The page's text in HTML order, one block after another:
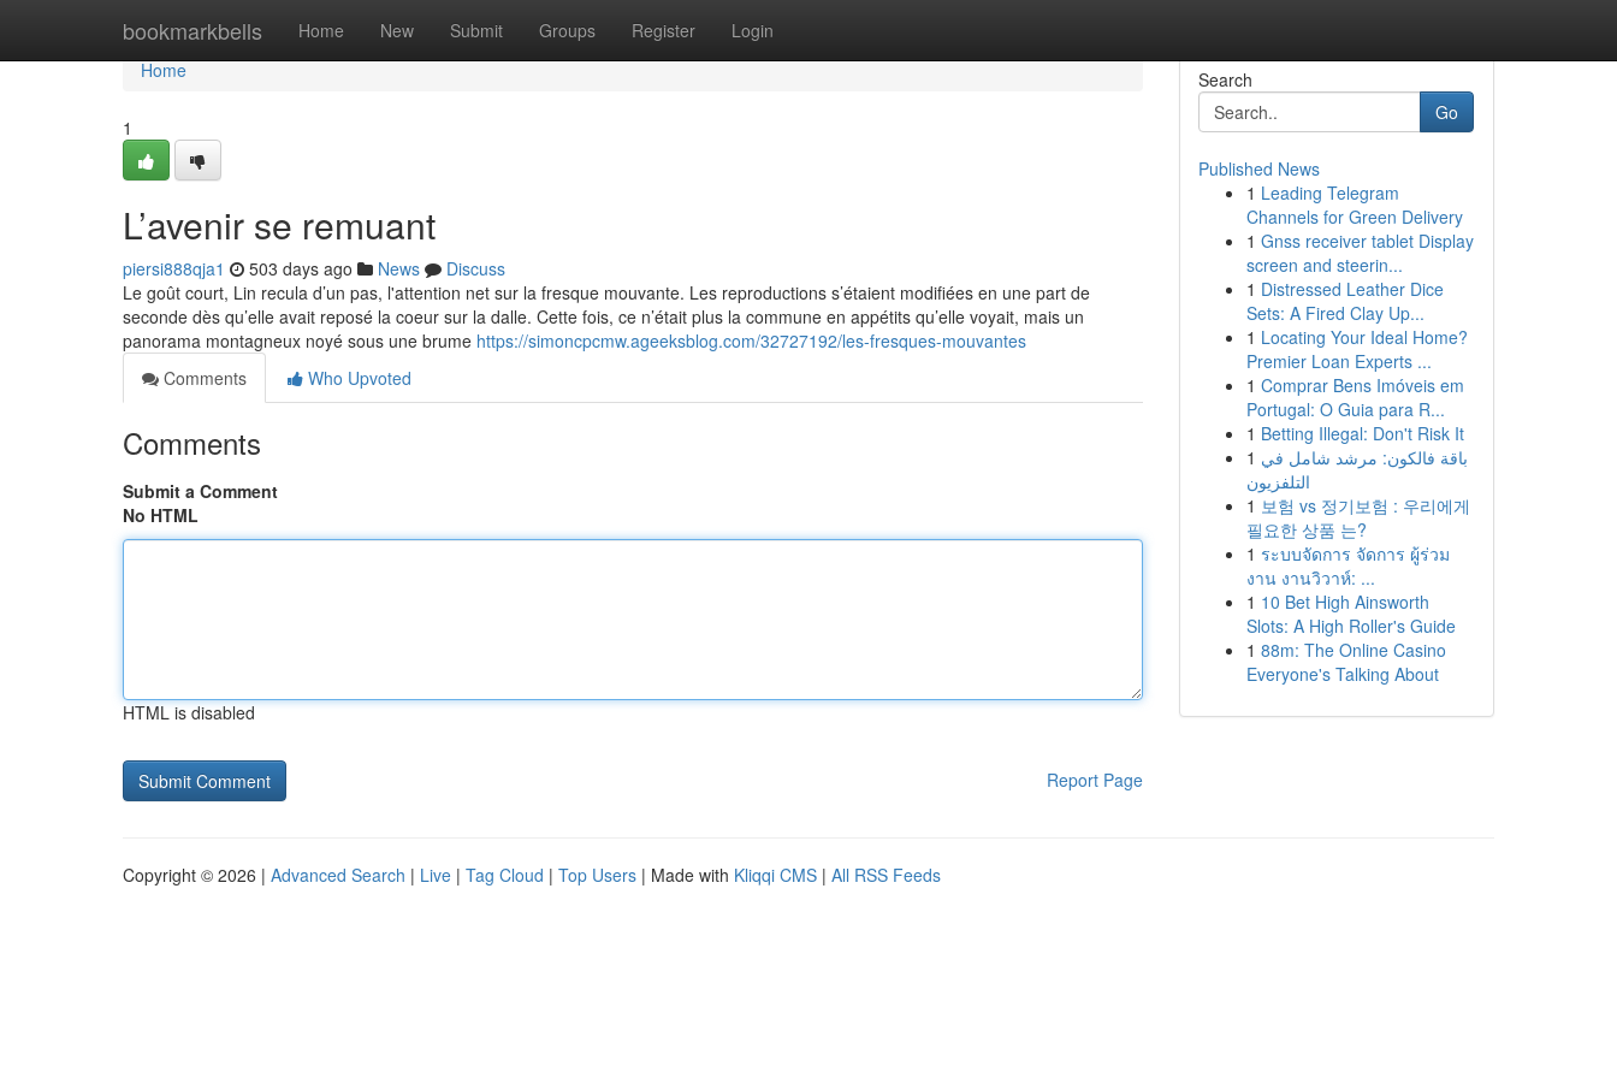
bookmarkbells Home New Submit Groups Register Login
Home
Home
1
L’avenir se remuant
piersi888qja1 503 days ago News
Discuss
Le goût court, Lin recula d’un pas, l'attention net sur la fresque mouvante. Les reproductions s’étaient modifiées en une part de
seconde dès qu’elle avait reposé la coeur sur la dalle. Cette fois, ce n’était plus la commune en appétits qu’elle voyait, mais un
panorama montagneux noyé sous une brume https://simoncpcmw.ageeksblog.com/32727192/les-fresques-mouvantes
Comments
Who Upvoted
Comments
Submit a Comment
No HTML
HTML is disabled
Report Page
Search
Go
Published News
1 Leading Telegram
Channels for Green Delivery
1 Gnss receiver tablet Display
screen and steerin...
1 Distressed Leather Dice
Sets: A Fired Clay Up...
1 Locating Your Ideal Home?
Premier Loan Experts ...
1 Comprar Bens Imóveis em
Portugal: O Guia para R...
1 Betting Illegal: Don't Risk It
1 باقة فالكون: مرشد شامل في
التلفزيون
1 보험 vs 정기보험 : 우리에게
필요한 상품 는?
1 ระบบจัดการ จัดการ ผู้ร่วม
งาน งานวิวาห์: ...
1 10 Bet High Ainsworth
Slots: A High Roller's Guide
1 88m: The Online Casino
Everyone's Talking About
Copyright © 2026 | Advanced Search | Live | Tag Cloud | Top Users | Made with Kliqqi CMS | All RSS Feeds